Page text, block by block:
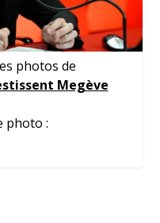
photos de
Megève
photo :